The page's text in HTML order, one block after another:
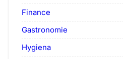
Finance
Gastronomie
Hygiena